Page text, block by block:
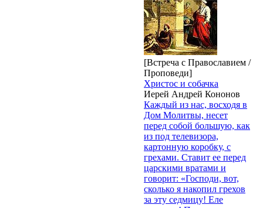
[Встреча с Православием /
Проповеди]
Христос и собачка
Иерей Андрей Кононов
Каждый из нас, восходя в
Дом Молитвы, несет
перед собой большую, как
из под телевизора,
картонную коробку, с
грехами. Ставит ее перед
царскими вратами и
говорит: «Господи, вот,
сколько я накопил грехов
за эту седмицу! Еле